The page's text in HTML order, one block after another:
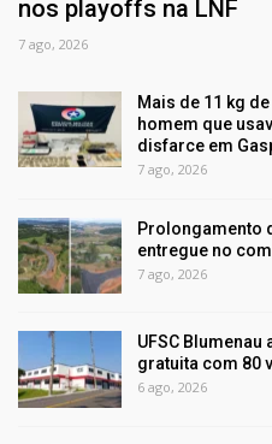
nos playoffs na LNF
7 ago, 2026
Mais de 11 kg
homem que
disfarce em
7 ago, 2026
Prolongamento
entregue no
7 ago, 2026
UFSC
gratuita com 80
6 ago, 2026